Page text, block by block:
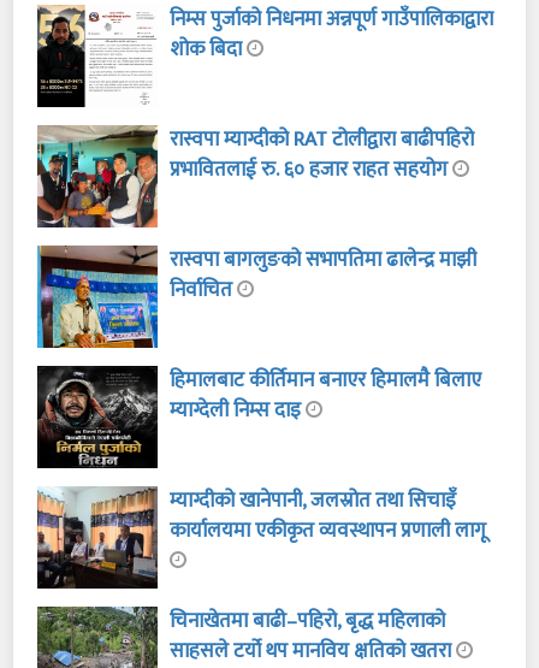
निम्स पुर्जाको निधनमा अन्नपूर्ण गाउँपालिकाद्वारा
शोक बिदा
रास्वपा म्याग्दीको RAT टोलीद्वारा बाढीपहिरो
प्रभावितलाई रु. ६० हजार राहत सहयोग
रास्वपा बागलुङको सभापतिमा ढालेन्द्र माझी
निर्वाचित
हिमालबाट कीर्तिमान बनाएर हिमालमै बिलाए
म्याग्देली निम्स दाइ
म्याग्दीको खानेपानी, जलस्रोत तथा सिचाइँ
कार्यालयमा एकीकृत व्यवस्थापन प्रणाली लागू
चिनाखेतमा बाढी–पहिरो, बृद्ध महिलाको
साहसले टर्यो थप मानविय क्षतिको खतरा